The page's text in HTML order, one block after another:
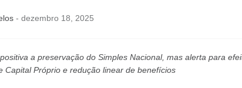
- dezembro 18, 2025
a preservação do Simples Nacional, mas alerta para
Capital Próprio e redução linear de benefícios